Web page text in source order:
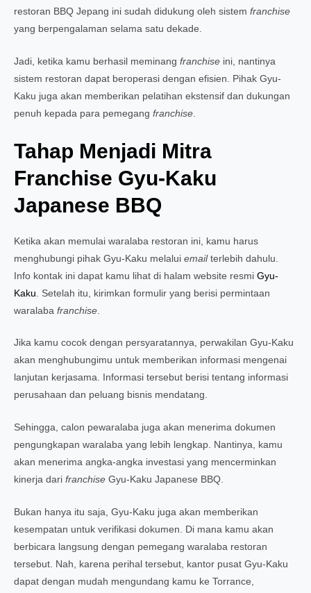
restoran BBQ Jepang ini sudah didukung oleh sistem franchise
yang berpengalaman selama satu dekade.
Jadi, ketika kamu berhasil meminang franchise ini, nantinya
sistem restoran dapat beroperasi dengan efisien. Pihak Gyu-
Kaku juga akan memberikan pelatihan ekstensif dan dukungan
penuh kepada para pemegang franchise
Tahap Menjadi Mitra
Franchise Gyu-Kaku
Japanese BBQ
Ketika akan memulai waralaba restoran ini, kamu harus
menghubungi pihak Gyu-Kaku melalui emailterlebih dahulu.
Info kontak ini dapat kamu lihat di halam website resmi Gyu-
Kaku . Setelah itu, kirimkan formulir yang berisi permintaan
waralaba franchise
Jika kamu cocok dengan persyaratannya, perwakilan Gyu-Kaku
akan menghubungimu untuk memberikan informasi mengenai
lanjutan kerjasama. Informasi tersebut berisi tentang informasi
perusahaan dan peluang bisnis mendatang.
Sehingga, calon pewaralaba juga akan menerima dokumen
pengungkapan waralaba yang lebih lengkap. Nantinya, kamu
akan menerima angka-angka investasi yang mencerminkan
kinerja dari franchise Gyu-Kaku Japanese BBQ.
Bukan hanya itu saja, Gyu-Kaku juga akan memberikan
kesempatan untuk verifikasi dokumen. Di mana kamu akan
berbicara langsung dengan pemegang waralaba restoran
tersebut. Nah, karena perihal tersebut, kantor pusat Gyu-Kaku
dapat dengan mudah mengundang kamu ke Torrance,